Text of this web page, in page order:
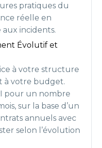
pratiques du
réelle en
incidents.
Évolutif et
à votre structure
à votre budget.
pour un nombre
sur la base d’un
annuels avec
selon l’évolution